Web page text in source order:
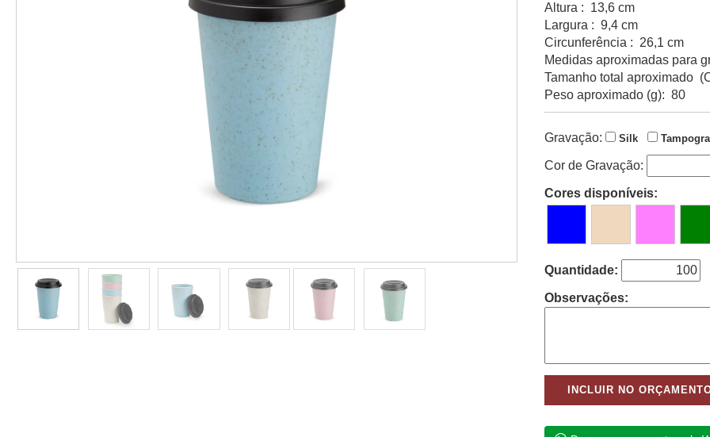
Altura : 13,6 cm
Largura : 9,4 cm
Circunferência : 26,1 cm
Medidas aproximadas para
Tamanho total aproximado
Peso aproximado (g): 80
Gravação: Silk
Cor de Gravação:
Cores disponíveis:
Quantidade:
Observações: